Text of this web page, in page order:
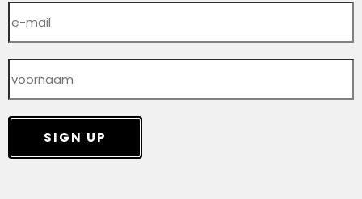
SIGN UP